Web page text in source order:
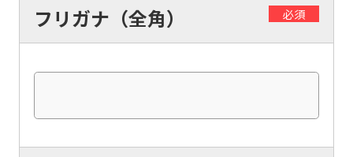
フリガナ（全角） 必須